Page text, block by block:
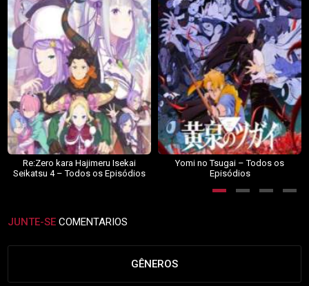
Re:Zero kara Hajimeru Isekai
Seikatsu 4 – Todos os Episódios
Yomi no Tsugai – Todos os
Episódios
JUNTE-SE COMENTARIOS
GÊNEROS